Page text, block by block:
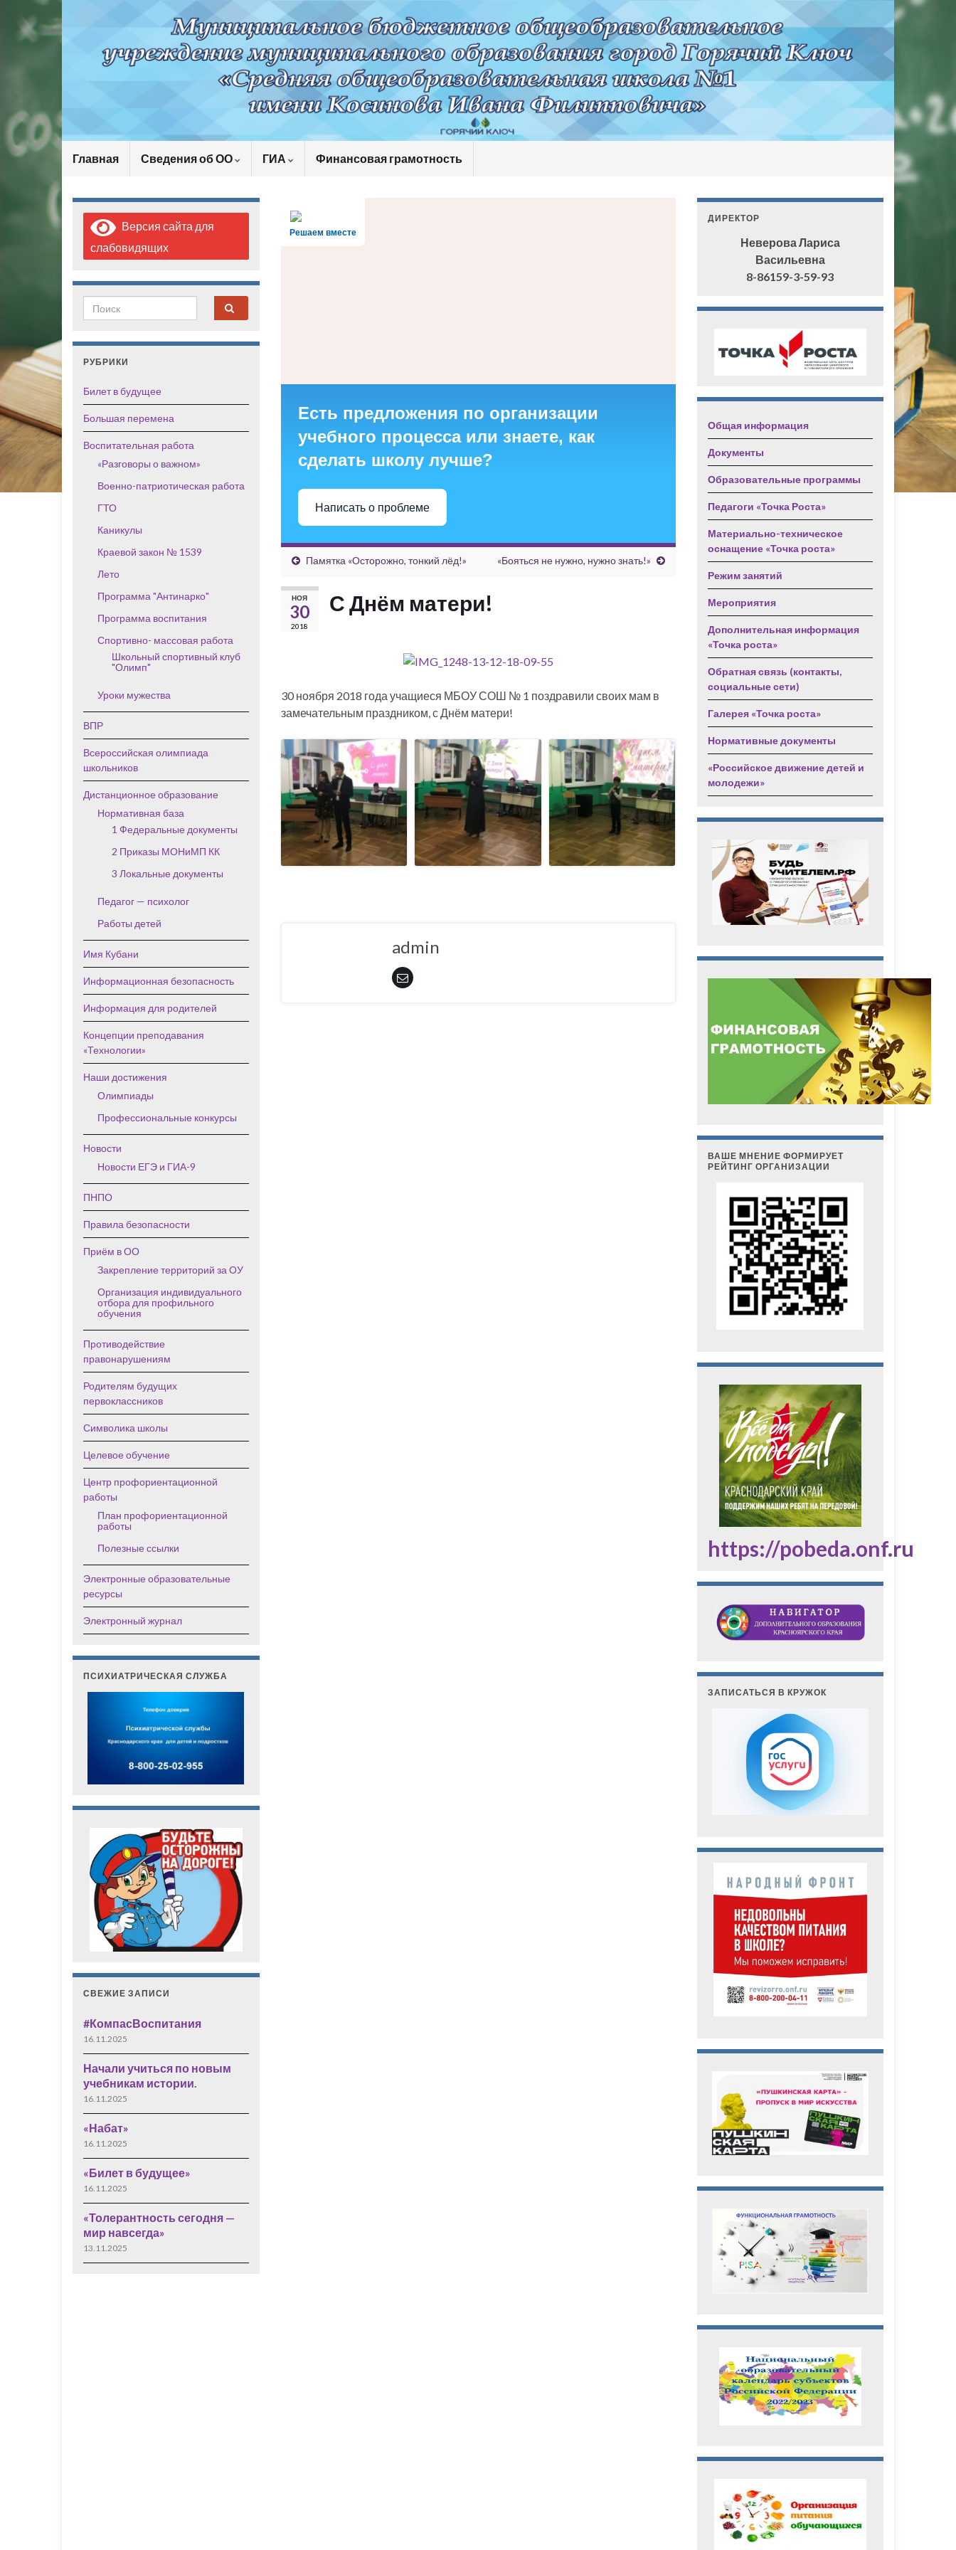
Главная Сведения об ОО ГИА Финансовая грамотность
Решаем вместе
Есть предложения по организации
учебного процесса или знаете, как
сделать школу лучше?
Написать о проблеме
Памятка «Осторожно, тонкий лёд!» «Бояться не нужно, нужно знать!»
НОЯ
30
2018
С Днём матери!
30 ноября 2018 года учащиеся МБОУ СОШ № 1 поздравили своих мам в
замечательным праздником, с Днём матери!
admin
Версия сайта для
слабовидящих
Search for:
РУБРИКИ
Билет в будущее
Большая перемена
Воспитательная работа
«Разговоры о важном»
Военно-патриотическая работа
ГТО
Каникулы
Краевой закон № 1539
Лето
Программа "Антинарко"
Программа воспитания
Спортивно- массовая работа
Школьный спортивный клуб
"Олимп"
Уроки мужества
ВПР
Всероссийская олимпиада
школьников
Дистанционное образование
Нормативная база
1 Федеральные документы
2 Приказы МОНиМП КК
3 Локальные документы
Педагог — психолог
Работы детей
Имя Кубани
Информационная безопасность
Информация для родителей
Концепции преподавания
«Технологии»
Наши достижения
Олимпиады
Профессиональные конкурсы
Новости
Новости ЕГЭ и ГИА-9
ПНПО
Правила безопасности
Приём в ОО
Закрепление территорий за ОУ
Организация индивидуального
отбора для профильного
обучения
Противодействие
правонарушениям
Родителям будущих
первоклассников
Символика школы
Целевое обучение
Центр профориентационной
работы
План профориентационной
работы
Полезные ссылки
Электронные образовательные
ресурсы
Электронный журнал
ПСИХИАТРИЧЕСКАЯ СЛУЖБА
СВЕЖИЕ ЗАПИСИ
#КомпасВоспитания
16.11.2025
Начали учиться по новым
учебникам истории.
16.11.2025
«Набат»
16.11.2025
«Билет в будущее»
16.11.2025
«Толерантность сегодня —
мир навсегда»
13.11.2025
ДИРЕКТОР
Неверова Лариса
Васильевна
8-86159-3-59-93
Общая информация
Документы
Образовательные программы
Педагоги «Точка Роста»
Материально-техническое
оснащение «Точка роста»
Режим занятий
Мероприятия
Дополнительная информация
«Точка роста»
Обратная связь (контакты,
социальные сети)
Галерея «Точка роста»
Нормативные документы
«Российское движение детей и
молодежи»
ВАШЕ МНЕНИЕ ФОРМИРУЕТ
РЕЙТИНГ ОРГАНИЗАЦИИ
https://pobeda.onf.ru
ЗАПИСАТЬСЯ В КРУЖОК